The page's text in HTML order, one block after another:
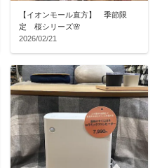
【イオンモール直方】 季節限
定 桜シリーズ🌸
2026/02/21